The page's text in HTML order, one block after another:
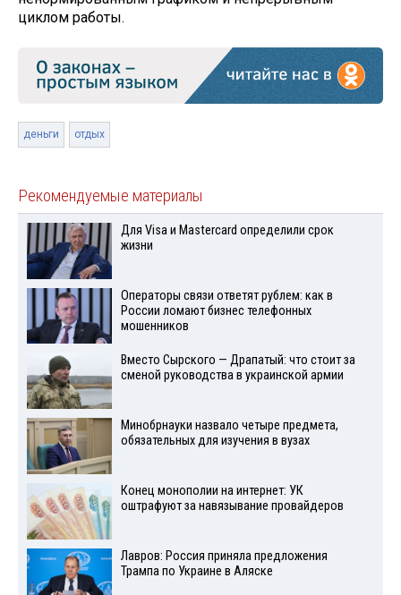
циклом работы.
деньги отдых
Рекомендуемые материалы
Для Visа и Mastercard определили срок
жизни
Операторы связи ответят рублем: как в
России ломают бизнес телефонных
мошенников
Вместо Сырского — Драпатый: что стоит за
сменой руководства в украинской армии
Минобрнауки назвало четыре предмета,
обязательных для изучения в вузах
Конец монополии на интернет: УК
оштрафуют за навязывание провайдеров
Лавров: Россия приняла предложения
Трампа по Украине в Аляске